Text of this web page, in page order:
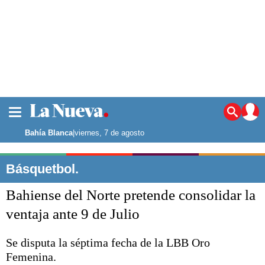
Noticias
La ciudad
Punta Alta
El mundo
Seguridad
Deportes
Escenario Olímpico
Bahía Blanca|viernes, 7 de agosto
Básquetbol.
Bahiense del Norte pretende consolidar la
ventaja ante 9 de Julio
Se disputa la séptima fecha de la LBB Oro
Femenina.